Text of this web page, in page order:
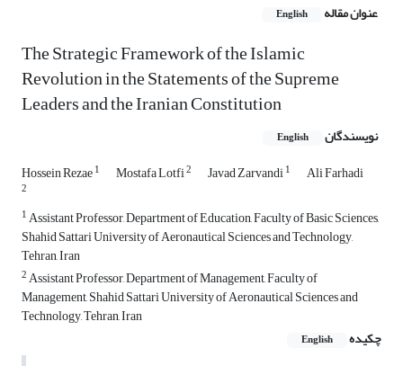
عنوان مقاله English
The Strategic Framework of the Islamic
Revolution in the Statements of the Supreme
Leaders and the Iranian Constitution
نویسندگان English
Hossein Rezae1 Mostafa Lotfi2 Javad Zarvandi1 Ali Farhadi
2
1Assistant Professor, Department of Education, Faculty of Basic Sciences,
Shahid Sattari University of Aeronautical Sciences and Technology,
Tehran, Iran
2Assistant Professor, Department of Management, Faculty of
Management, Shahid Sattari University of Aeronautical Sciences and
Technology, Tehran, Iran
چکیده
English